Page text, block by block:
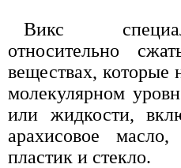
Викс
относительно
веществах, которые
молекулярном
или жидкости,
арахисовое
пластик и стекло.